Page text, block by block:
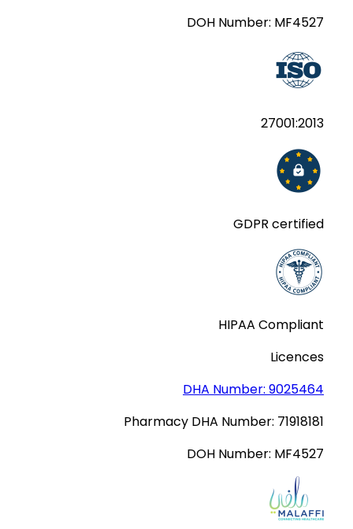
DOH Number: MF4527
27001:2013
GDPR certified
HIPAA Compliant
Licences
DHA Number: 9025464
Pharmacy DHA Number: 71918181
DOH Number: MF4527